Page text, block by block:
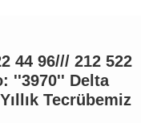
44 96/// 212 522
''3970'' Delta
Tecrübemiz